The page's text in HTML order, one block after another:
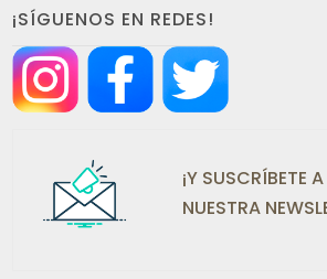
¡SÍGUENOS EN REDES!
¡Y SUSCRÍBETE A
NUESTRA